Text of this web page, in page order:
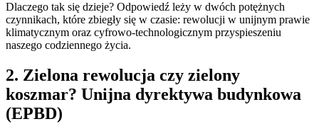
Dlaczego tak się dzieje? Odpowiedź leży w dwóch potężnych
czynnikach, które zbiegły się w czasie: rewolucji w unijnym prawie
klimatycznym oraz cyfrowo-technologicznym przyspieszeniu
naszego codziennego życia.
2. Zielona rewolucja czy zielony
koszmar? Unijna dyrektywa budynkowa
(EPBD)